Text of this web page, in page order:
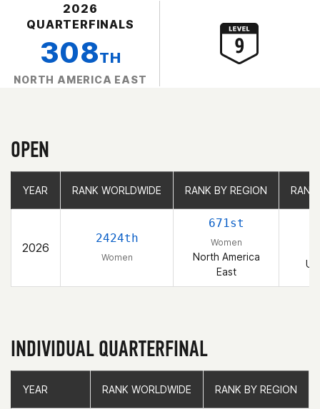
2026
QUARTERFINALS
308TH
NORTH AMERICA EAST
OPEN
YEAR RANK WORLDWIDE RANK BY REGION
2026
2424th
Women
671st
Women
North America
East
YEAR RANK WORLDWIDE RANK BY REGION
INDIVIDUAL QUARTERFINAL
YEAR RANK WORLDWIDE RANK BY REGION
YEAR RANK WORLDWIDE RANK BY REGION